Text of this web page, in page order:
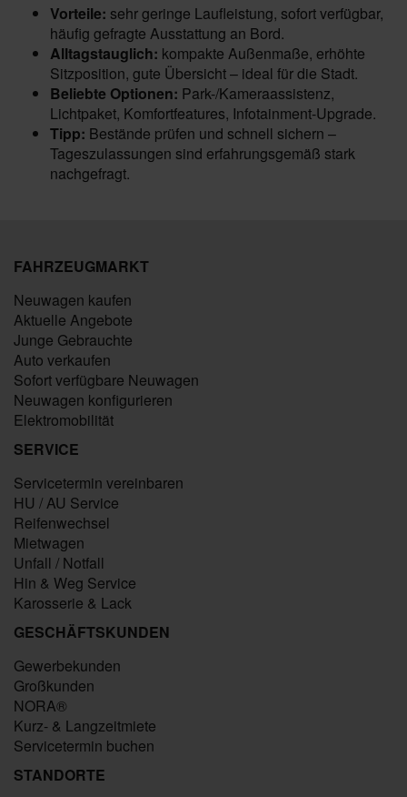
Vorteile: sehr geringe Laufleistung, sofort verfügbar,
häufig gefragte Ausstattung an Bord.
Alltagstauglich: kompakte Außenmaße, erhöhte
Sitzposition, gute Übersicht – ideal für die Stadt.
Beliebte Optionen: Park-/Kameraassistenz,
Lichtpaket, Komfortfeatures, Infotainment-Upgrade.
Tipp: Bestände prüfen und schnell sichern –
Tageszulassungen sind erfahrungsgemäß stark
nachgefragt.
FAHRZEUGMARKT
Neuwagen kaufen
Aktuelle Angebote
Junge Gebrauchte
Auto verkaufen
Sofort verfügbare Neuwagen
Neuwagen konfigurieren
Elektromobilität
SERVICE
Servicetermin vereinbaren
HU / AU Service
Reifenwechsel
Mietwagen
Unfall / Notfall
Hin & Weg Service
Karosserie & Lack
GESCHÄFTSKUNDEN
Gewerbekunden
Großkunden
NORA®
Kurz- & Langzeitmiete
Servicetermin buchen
STANDORTE